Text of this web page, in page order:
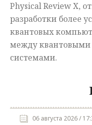
Physical Review X,
разработки более
квантовых
между квантовыми
системами.
06 августа 2026 /